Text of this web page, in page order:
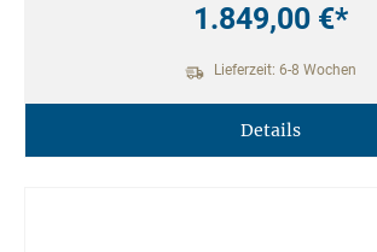
1.849,00 €*
Lieferzeit: 6-8 Wochen
Details